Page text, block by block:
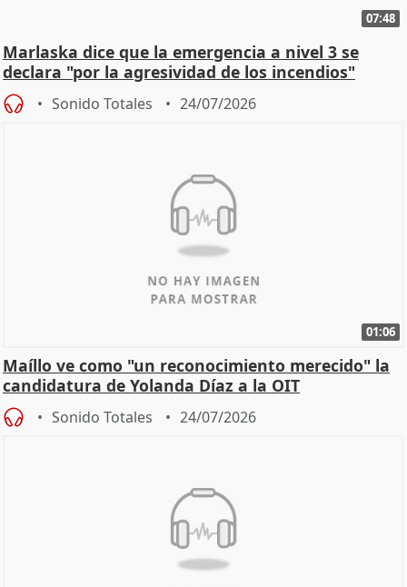
07:48
Marlaska dice que la emergencia a nivel 3 se
declara "por la agresividad de los incendios"
Sonido Totales 24/07/2026
01:06
Maíllo ve como "un reconocimiento merecido" la
candidatura de Yolanda Díaz a la OIT
Sonido Totales 24/07/2026